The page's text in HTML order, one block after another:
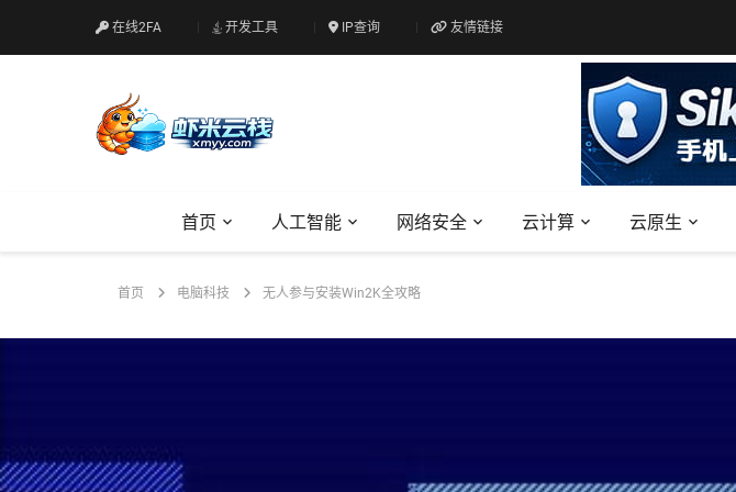
在线2FA 开发工具 IP查询 友情链接
首页 人工智能 网络安全 云计算 云原生
首页 电脑科技 无人参与安装Win2K全攻略